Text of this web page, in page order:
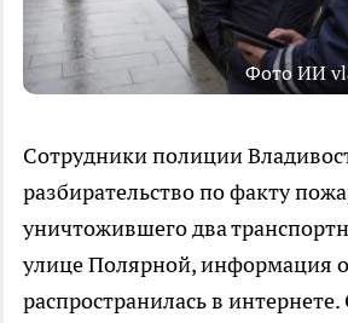
Фото ИИ
Сотрудники полиции
разбирательство по факту
уничтожившего два
улице Полярной, информация
распространилась в